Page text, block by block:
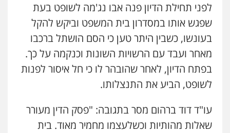
לפני תחילת הדיון פנה אבו נג'מה לשופט בעת
שפגש אותו במסדרון בית המשפט וביקש להקל
בעונשו, כשבין היתר טען כי הסם הושתל ברכבו
מאחר ועבד עם הרשויות השונות וכנקמה על כך.
בפתח הדיון, לאחר שהובהר לו כי חל איסור לפנות
לשופט, הביע את התנצלותו.
עו"ד דוד ברהום מסר בתגובה: "פסק הדין מעורר
שאלות מהותיות וכשלעצמו מחמיר מאוד. בית
מהירות הגנה גיבוי תמיכה שירותים
מרכז התחלה חדשה
אסירים עבירות מין שירותים מקצועיים
לעורכי דין
0544500346
מאיה בלום, עו"ס, טיפול ושיקום
טיפול בהתמכרויות שירותים מקצועיים